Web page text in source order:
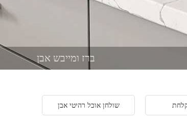
ברז ומייבש אבן
שולחן אוכל רהיטי אבן